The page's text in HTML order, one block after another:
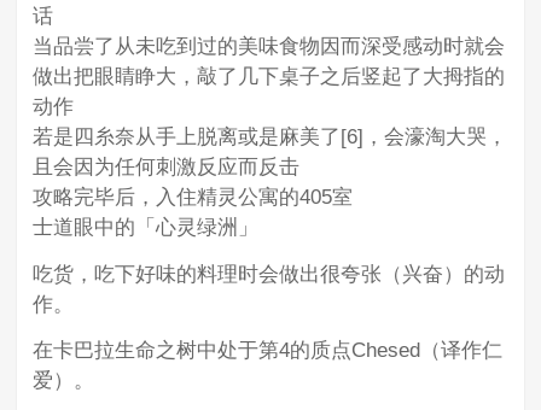
话
当品尝了从未吃到过的美味食物因而深受感动时就会
做出把眼睛睁大，敲了几下桌子之后竖起了大拇指的
动作
若是四糸奈从手上脱离或是麻美了[6]，会濠淘大哭，
且会因为任何刺激反应而反击
攻略完毕后，入住精灵公寓的405室
士道眼中的「心灵绿洲」
吃货，吃下好味的料理时会做出很夸张（兴奋）的动
作。
在卡巴拉生命之树中处于第4的质点Chesed（译作仁
爱）。